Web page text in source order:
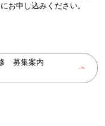
お申し込みください。
募集案内